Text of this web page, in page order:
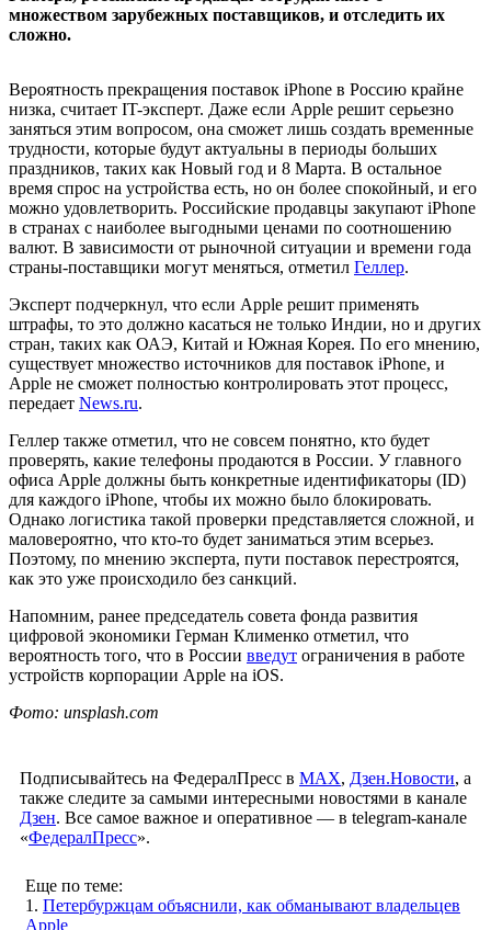
множеством зарубежных поставщиков, и отследить их
сложно.
Вероятность прекращения поставок iPhone в Россию крайне
низка, считает IT-эксперт. Даже если Apple решит серьезно
заняться этим вопросом, она сможет лишь создать временные
трудности, которые будут актуальны в периоды больших
праздников, таких как Новый год и 8 Марта. В остальное
время спрос на устройства есть, но он более спокойный, и его
можно удовлетворить. Российские продавцы закупают iPhone
в странах с наиболее выгодными ценами по соотношению
валют. В зависимости от рыночной ситуации и времени года
страны-поставщики могут меняться, отметил Геллер.
Эксперт подчеркнул, что если Apple решит применять
штрафы, то это должно касаться не только Индии, но и других
стран, таких как ОАЭ, Китай и Южная Корея. По его мнению,
существует множество источников для поставок iPhone, и
Apple не сможет полностью контролировать этот процесс,
передает News.ru.
Геллер также отметил, что не совсем понятно, кто будет
проверять, какие телефоны продаются в России. У главного
офиса Apple должны быть конкретные идентификаторы (ID)
для каждого iPhone, чтобы их можно было блокировать.
Однако логистика такой проверки представляется сложной, и
маловероятно, что кто-то будет заниматься этим всерьез.
Поэтому, по мнению эксперта, пути поставок перестроятся,
как это уже происходило без санкций.
Напомним, ранее председатель совета фонда развития
цифровой экономики Герман Клименко отметил, что
вероятность того, что в России введут ограничения в работе
устройств корпорации Apple на iOS.
Фото: unsplash.com
Подписывайтесь на ФедералПресс в МАХ, Дзен.Новости, а
также следите за самыми интересными новостями в канале
Дзен. Все самое важное и оперативное — в telegram-канале
«ФедералПресс».
Еще по теме:
1. Петербуржцам объяснили, как обманывают владельцев
Apple